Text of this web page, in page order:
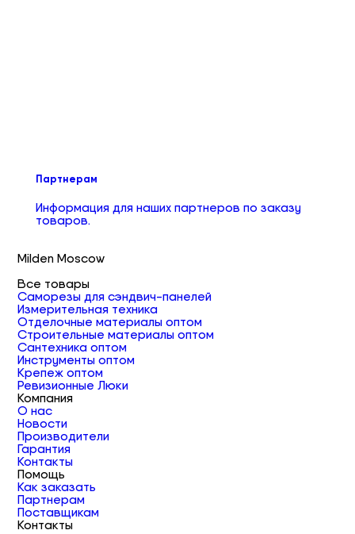
Партнерам
Информация для наших партнеров по заказу
товаров.
Milden Moscow
Все товары
Саморезы для сэндвич-панелей
Измерительная техника
Отделочные материалы оптом
Строительные материалы оптом
Сантехника оптом
Инструменты оптом
Крепеж оптом
Ревизионные Люки
Компания
О нас
Новости
Производители
Гарантия
Контакты
Помощь
Как заказать
Партнерам
Поставщикам
Контакты